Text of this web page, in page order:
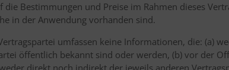
Bestimmungen und Preise im Rahmen dieses
in der Anwendung vorhanden sind.
umfassen keine Informationen, die: (a)
öffentlich bekannt sind oder werden, (b) vor der
direkt noch indirekt der jeweils anderen